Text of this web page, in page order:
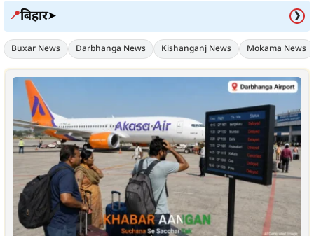
📍बिहार➤ ❯
Buxar News Darbhanga News Kishanganj News Mokama News